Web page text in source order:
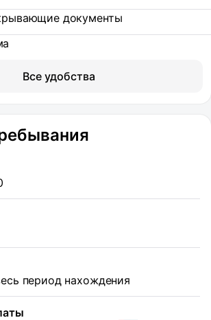
документы
Все удобства
период нахождения